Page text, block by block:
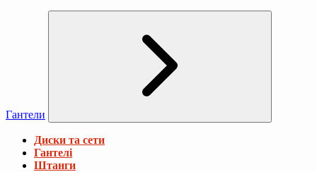
Гантели
Диски та сети
Гантелі
Штанги